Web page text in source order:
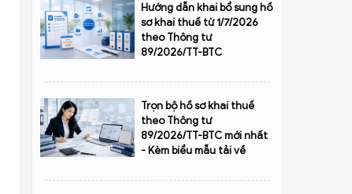
Hướng dẫn khai bổ sung hồ
sơ khai thuế từ 1/7/2026
theo Thông tư
89/2026/TT-BTC
Trọn bộ hồ sơ khai thuế
theo Thông tư
89/2026/TT-BTC mới nhất
- Kèm biểu mẫu tải về